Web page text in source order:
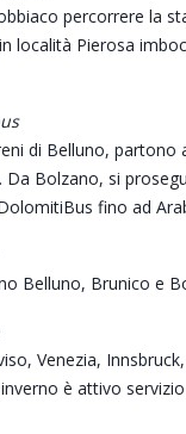
percorrere la
località Pierosa
di Belluno, partono
Bolzano, si
fino ad
Belluno, Brunico e
Venezia,
è attivo